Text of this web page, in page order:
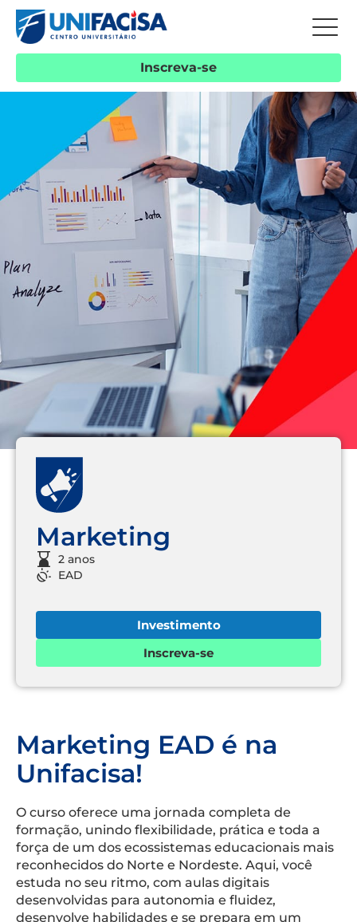
Inscreva-se
Marketing
2 anos
EAD
Investimento
Inscreva-se
Marketing EAD é na
Unifacisa!
O curso oferece uma jornada completa de
formação, unindo flexibilidade, prática e toda a
força de um dos ecossistemas educacionais mais
reconhecidos do Norte e Nordeste. Aqui, você
estuda no seu ritmo, com aulas digitais
desenvolvidas para autonomia e fluidez,
desenvolve habilidades e se prepara em um